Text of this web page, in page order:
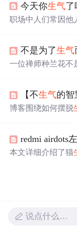
下。今天你生气了
职场中人们常因他
自己等，强调面对
不是为了生气
一位禅师种兰花不
【不生气的智
博客围绕如何摆脱
底怒气，学会知足
追逐成功。
redmi airdots
本文详细介绍了猫
说点什么…